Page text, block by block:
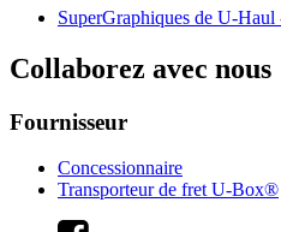
SuperGraphiques de U-Haul
Collaborez avec nous
Fournisseur
Concessionnaire
Transporteur de fret U-Box®